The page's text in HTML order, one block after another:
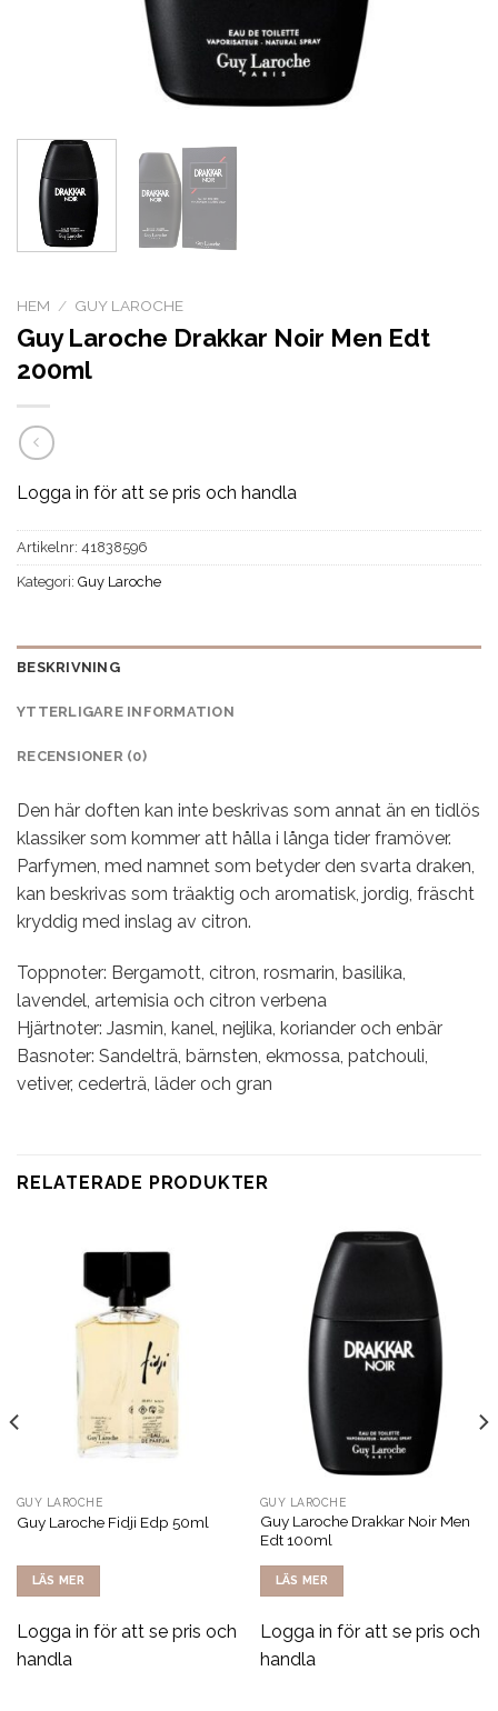
HEM / GUY LAROCHE
Guy Laroche Drakkar Noir Men Edt
200ml
Logga in för att se pris och handla
Artikelnr: 41838596
Kategori: Guy Laroche
BESKRIVNING
YTTERLIGARE INFORMATION
RECENSIONER (0)
Den här doften kan inte beskrivas som annat än en tidlös
klassiker som kommer att hålla i långa tider framöver.
Parfymen, med namnet som betyder den svarta draken,
kan beskrivas som träaktig och aromatisk, jordig, fräscht
kryddig med inslag av citron.
Toppnoter: Bergamott, citron, rosmarin, basilika,
lavendel, artemisia och citron verbena
Hjärtnoter: Jasmin, kanel, nejlika, koriander och enbär
Basnoter: Sandelträ, bärnsten, ekmossa, patchouli,
vetiver, cederträ, läder och gran
RELATERADE PRODUKTER
GUY LAROCHE
Guy Laroche Fidji Edp 50ml
LÄS MER
Logga in för att se pris och
handla
GUY LAROCHE
Guy Laroche Drakkar Noir Men
Edt 100ml
LÄS MER
Logga in för att se pris och
handla